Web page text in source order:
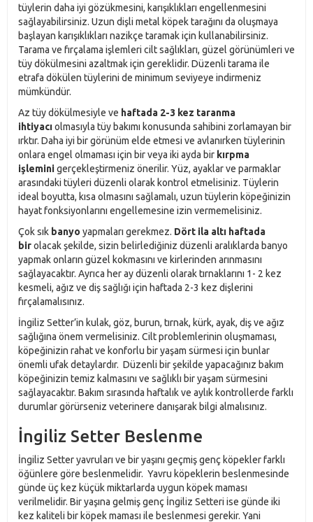
tüylerin daha iyi gözükmesini, karışıklıkları engellenmesini
sağlayabilirsiniz. Uzun dişli metal köpek tarağını da oluşmaya
başlayan karışıklıkları nazikçe taramak için kullanabilirsiniz.
Tarama ve fırçalama işlemleri cilt sağlıkları, güzel görünümleri ve
tüy dökülmesini azaltmak için gereklidir. Düzenli tarama ile
etrafa dökülen tüylerini de minimum seviyeye indirmeniz
mümkündür.
Az tüy dökülmesiyle ve haftada 2-3 kez taranma
ihtiyacıolmasıyla tüy bakımı konusunda sahibini zorlamayan bir
ırktır. Daha iyi bir görünüm elde etmesi ve avlanırken tüylerinin
onlara engel olmaması için bir veya iki ayda bir kırpma
işleminigerçekleştirmeniz önerilir. Yüz, ayaklar ve parmaklar
arasındaki tüyleri düzenli olarak kontrol etmelisiniz. Tüylerin
ideal boyutta, kısa olmasını sağlamalı, uzun tüylerin köpeğinizin
hayat fonksiyonlarını engellemesine izin vermemelisiniz.
Çok sık banyo yapmaları gerekmez. Dört ila altı haftada
birolacak şekilde, sizin belirlediğiniz düzenli aralıklarda banyo
yapmak onların güzel kokmasını ve kirlerinden arınmasını
sağlayacaktır. Ayrıca her ay düzenli olarak tırnaklarını 1- 2 kez
kesmeli, ağız ve diş sağlığı için haftada 2-3 kez dişlerini
fırçalamalısınız.
İngiliz Setter’in kulak, göz, burun, tırnak, kürk, ayak, diş ve ağız
sağlığına önem vermelisiniz. Cilt problemlerinin oluşmaması,
köpeğinizin rahat ve konforlu bir yaşam sürmesi için bunlar
önemli ufak detaylardır. Düzenli bir şekilde yapacağınız bakım
köpeğinizin temiz kalmasını ve sağlıklı bir yaşam sürmesini
sağlayacaktır. Bakım sırasında haftalık ve aylık kontrollerde farklı
durumlar görürseniz veterinere danışarak bilgi almalısınız.
İngiliz Setter Beslenme
İngiliz Setter yavruları ve bir yaşını geçmiş genç köpekler farklı
öğünlere göre beslenmelidir. Yavru köpeklerin beslenmesinde
günde üç kez küçük miktarlarda uygun köpek maması
verilmelidir. Bir yaşına gelmiş genç İngiliz Setteri ise günde iki
kez kaliteli bir köpek maması ile beslenmesi gerekir. Yani